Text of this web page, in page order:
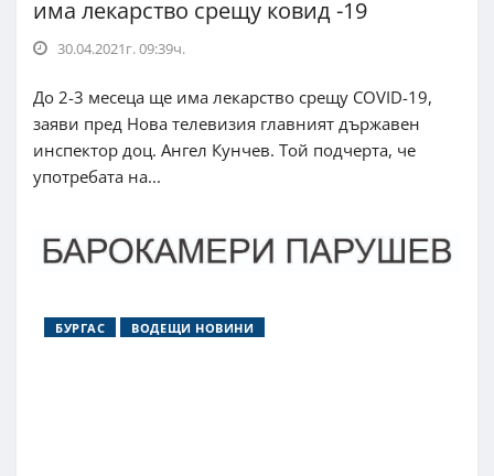
има лекарство срещу ковид -19
30.04.2021г. 09:39ч.
До 2-3 месеца ще има лекарство срещу COVID-19,
заяви пред Нова телевизия главният държавен
инспектор доц. Ангел Кунчев. Той подчерта, че
употребата на...
БУРГАС ВОДЕЩИ НОВИНИ